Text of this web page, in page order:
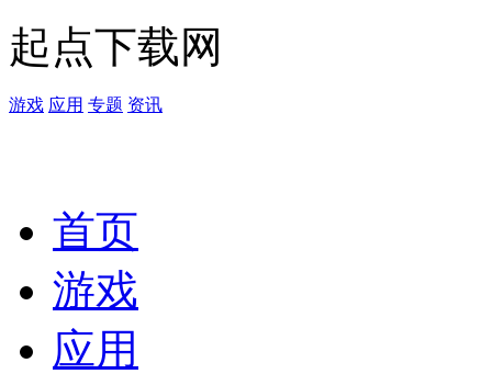
起点下载网
游戏 应用 专题 资讯
首页
游戏
应用